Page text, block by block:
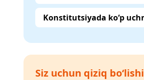
Konstitutsiyada ko‘p
Siz uchun qiziq